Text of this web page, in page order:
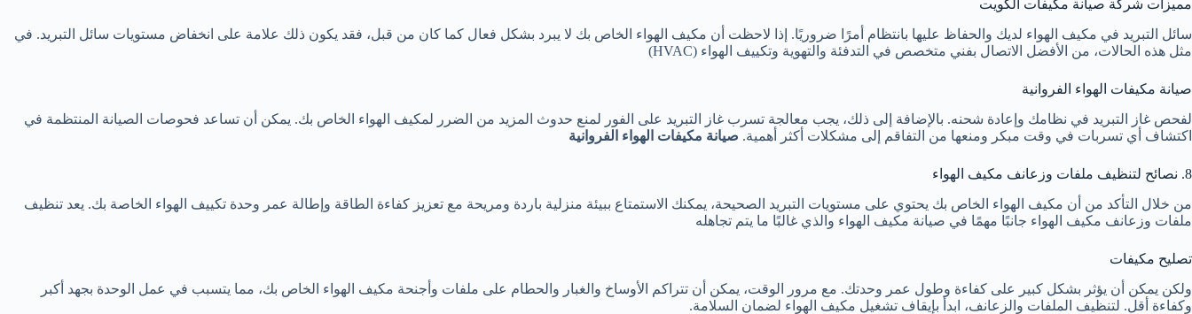
مميزات شركة صيانة مكيفات الكويت
سائل التبريد في مكيف الهواء لديك والحفاظ عليها بانتظام أمرًا ضروريًا. إذا لاحظت أن مكيف الهواء الخاص بك لا يبرد بشكل فعال كما كان من قبل، فقد يكون ذلك علامة على انخفاض مستويات سائل التبريد. في
مثل هذه الحالات، من الأفضل الاتصال بفني متخصص في التدفئة والتهوية وتكييف الهواء (HVAC)
صيانة مكيفات الهواء الفروانية
لفحص غاز التبريد في نظامك وإعادة شحنه. بالإضافة إلى ذلك، يجب معالجة تسرب غاز التبريد على الفور لمنع حدوث المزيد من الضرر لمكيف الهواء الخاص بك. يمكن أن تساعد فحوصات الصيانة المنتظمة في
اكتشاف أي تسربات في وقت مبكر ومنعها من التفاقم إلى مشكلات أكثر أهمية. صيانة مكيفات الهواء الفروانية
8. نصائح لتنظيف ملفات وزعانف مكيف الهواء
من خلال التأكد من أن مكيف الهواء الخاص بك يحتوي على مستويات التبريد الصحيحة، يمكنك الاستمتاع ببيئة منزلية باردة ومريحة مع تعزيز كفاءة الطاقة وإطالة عمر وحدة تكييف الهواء الخاصة بك. يعد تنظيف
ملفات وزعانف مكيف الهواء جانبًا مهمًا في صيانة مكيف الهواء والذي غالبًا ما يتم تجاهله
تصليح مكيفات
ولكن يمكن أن يؤثر بشكل كبير على كفاءة وطول عمر وحدتك. مع مرور الوقت، يمكن أن تتراكم الأوساخ والغبار والحطام على ملفات وأجنحة مكيف الهواء الخاص بك، مما يتسبب في عمل الوحدة بجهد أكبر
وكفاءة أقل. لتنظيف الملفات والزعانف، ابدأ بإيقاف تشغيل مكيف الهواء لضمان السلامة.